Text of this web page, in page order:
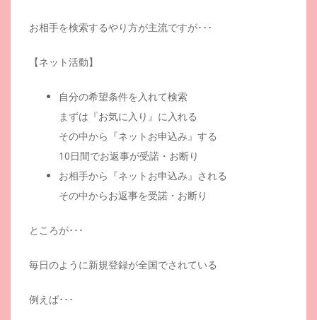
お相手を検索するやり方が主流ですが･･･
【ネット活動】
自分の希望条件を入れて検索
まずは『お気に入り』に入れる
その中から『ネットお申込み』する
10日間でお返事が受諾・お断り
お相手から『ネットお申込み』される
その中からお返事を受諾・お断り
ところが･･･
毎日のように新規登録が全国でされている
例えば･･･